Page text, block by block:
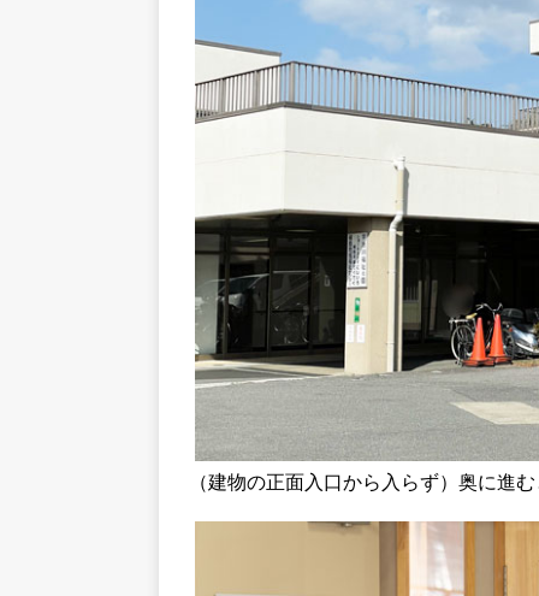
（建物の正面入口から入らず）奥に進